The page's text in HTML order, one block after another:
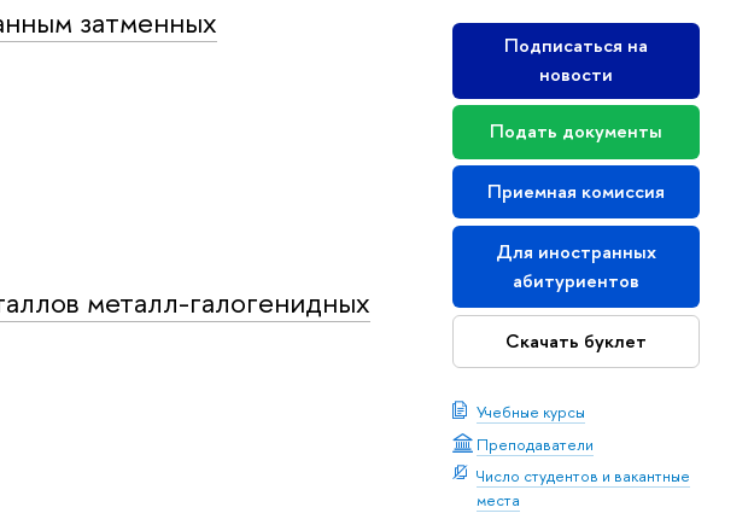
Подписаться на
новости
Подать документы
Приемная комиссия
Для иностранных
абитуриентов
Скачать буклет
Учебные курсы
Преподаватели
Число студентов и вакантные
места
затменных
металл-галогенидных